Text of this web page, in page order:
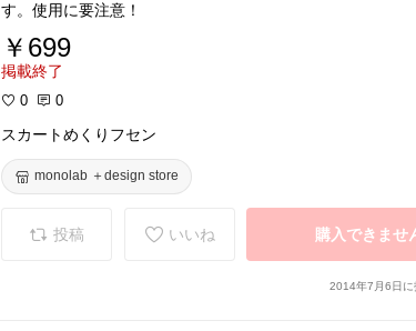
す。使用に要注意！
￥699
掲載終了
0 0
スカートめくりフセン
monolab ＋design store
投稿 いいね 購入できませ
2014年7月6日に